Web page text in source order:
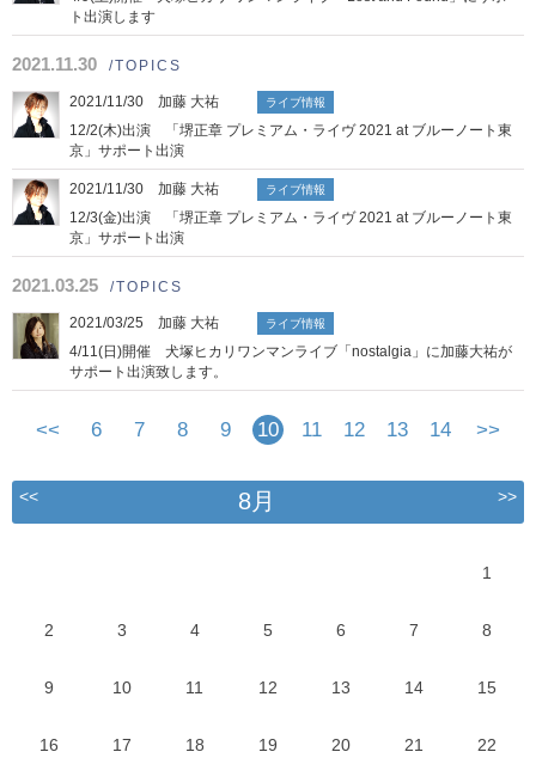
ト出演します
2021.11.30 /TOPICS
2021/11/30 加藤 大祐 ライブ情報
12/2(木)出演 「堺正章 プレミアム・ライヴ 2021 at ブルーノート東
京」サポート出演
2021/11/30 加藤 大祐 ライブ情報
12/3(金)出演 「堺正章 プレミアム・ライヴ 2021 at ブルーノート東
京」サポート出演
2021.03.25 /TOPICS
2021/03/25 加藤 大祐 ライブ情報
4/11(日)開催 犬塚ヒカリワンマンライブ「nostalgia」に加藤大祐が
サポート出演致します。
<< 6 7 8 9 10 11 12 13 14 >>
<< 8月 >>
1
2 3 4 5 6 7 8
9 10 11 12 13 14 15
16 17 18 19 20 21 22